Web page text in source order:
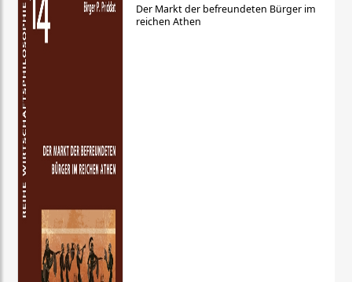
Der Markt der befreundeten Bürger im
reichen Athen